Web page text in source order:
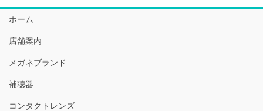
ホーム
店舗案内
メガネブランド
補聴器
コンタクトレンズ